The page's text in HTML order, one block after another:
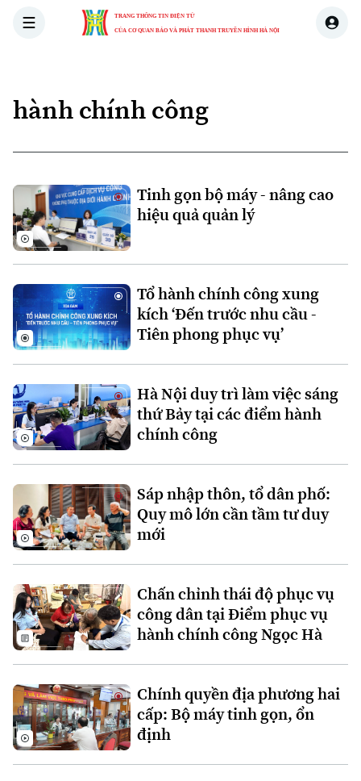
TRANG THÔNG TIN ĐIỆN TỬ
CỦA CƠ QUAN BÁO VÀ PHÁT THANH TRUYỀN HÌNH HÀ NỘI
Xu hướng
Chuyên mục
Thời sự
hành chính công
Tinh gọn bộ máy - nâng cao
hiệu quả quản lý
Tổ hành chính công xung
kích ‘Đến trước nhu cầu -
Tiên phong phục vụ’
Hà Nội duy trì làm việc sáng
thứ Bảy tại các điểm hành
chính công
Sáp nhập thôn, tổ dân phố:
Quy mô lớn cần tầm tư duy
mới
Chấn chỉnh thái độ phục vụ
công dân tại Điểm phục vụ
hành chính công Ngọc Hà
Chính quyền địa phương hai
cấp: Bộ máy tinh gọn, ổn
định